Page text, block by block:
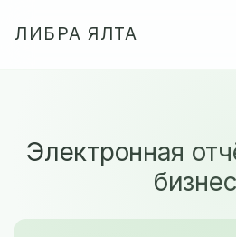
ЛИБРА ЯЛТА
Электронная